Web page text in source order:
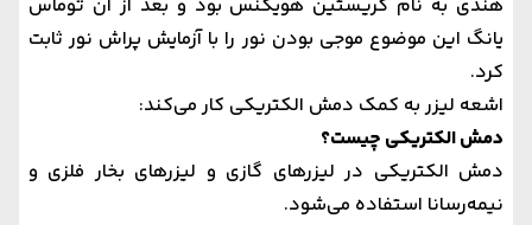
هندی به نام کریستین هویگنس بود و بعد از آن توماس
یانگ این موضوع موجی بودن نور را با آزمایش پراش نور ثابت
کرد.
اشعه لیزر به کمک دمش الکتریکی کار می‌کند:
دمش الکتریکی چیست؟
دمش الکتریکی در لیزر‌های گازی و لیزر‌های بخار فلزی و
نیمه‌رسانا استفاده می‌شود.